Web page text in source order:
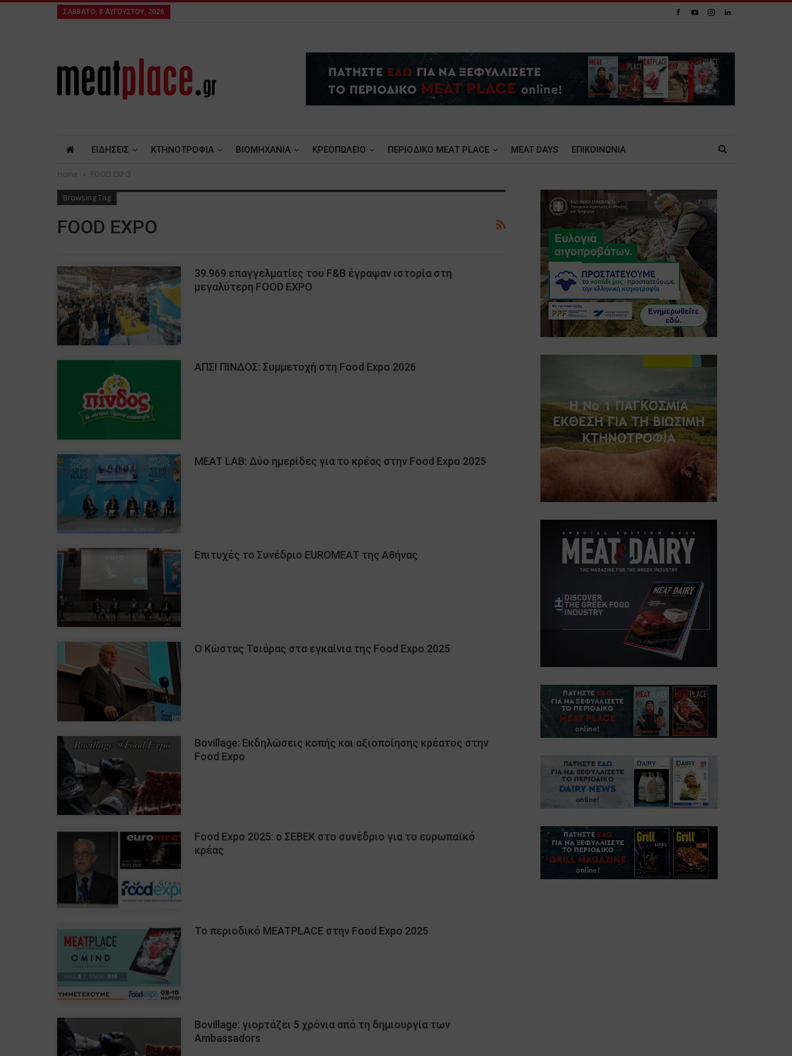
ΣΆΒΒΑΤΟ, 8 ΑΥΓΟΎΣΤΟΥ, 2026
ΕΙΔΗΣΕΙΣ ΚΤΗΝΟΤΡΟΦΙΑ ΒΙΟΜΗΧΑΝΙΑ ΚΡΕΟΠΩΛΕΙΟ ΠΕΡΙΟΔΙΚΟ ΜΕΑΤ PLACE MEAT DAYS ΕΠΙΚΟΙΝΩΝΙΑ
Home FOOD EXPO
Browsing Tag
FOOD EXPO
39.969 επαγγελματίες του F&B έγραψαν ιστορία στη
μεγαλύτερη FOOD EXPO
ΑΠΣΙ ΠΙΝΔΟΣ: Συμμετοχή στη Food Expo 2026
MEAT LAB: Δύο ημερίδες για το κρέας στην Food Expo 2025
Επιτυχές το Συνέδριο EUROMEAT της Αθήνας
Ο Κώστας Τσιάρας στα εγκαίνια της Food Expo 2025
Bovillage: Εκδηλώσεις κοπής και αξιοποίησης κρέατος στην
Food Expo
Food Expo 2025: ο ΣΕΒΕΚ στο συνέδριο για το ευρωπαϊκό
κρέας
Το περιοδικό MEATPLACE στην Food Expo 2025
Bovillage: γιορτάζει 5 χρόνια από τη δημιουργία των
Ambassadors